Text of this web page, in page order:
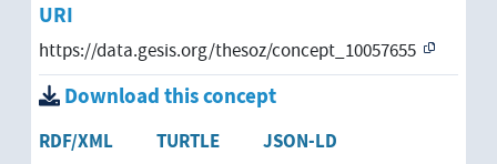
URI
https://data.gesis.org/thesoz/concept_10057655
Download this concept
RDF/XML TURTLE JSON-LD